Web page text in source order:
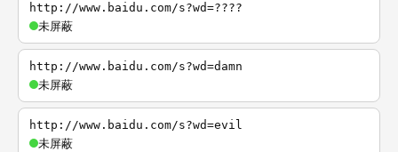
http://www.baidu.com/s?wd=????
未屏蔽
http://www.baidu.com/s?wd=damn
未屏蔽
http://www.baidu.com/s?wd=evil
未屏蔽